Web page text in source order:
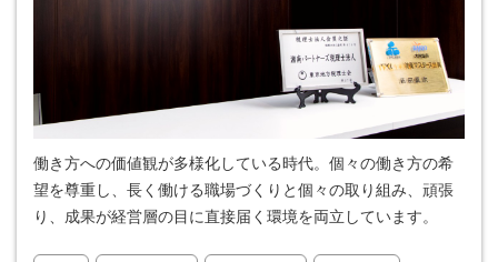
働き方への価値観が多様化している時代。個々の働き方の希
望を尊重し、長く働ける職場づくりと個々の取り組み、頑張
り、成果が経営層の目に直接届く環境を両立しています。